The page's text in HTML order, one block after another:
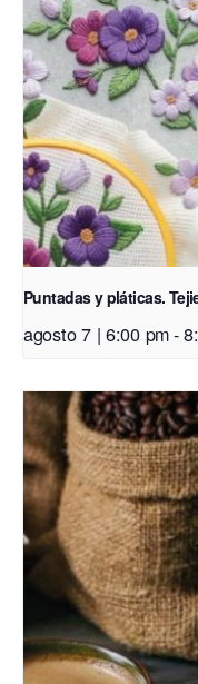
Puntadas y pláticas.
agosto 7 | 6:00 pm-